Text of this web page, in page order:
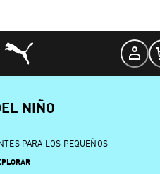
NIÑO
PARA LOS PEQUEÑOS